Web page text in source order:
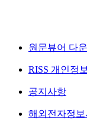
원문뷰어 다
RISS 개인정
공지사항
해외전자정